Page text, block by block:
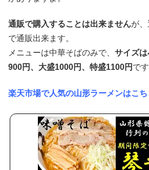
通販で購入することは出来ませんが
で通販出来ます。
メニューは中華そばのみで、 サイズ
900円、大盛1000円、特盛1100円 です
楽天市場で人気の山形ラーメンはこち